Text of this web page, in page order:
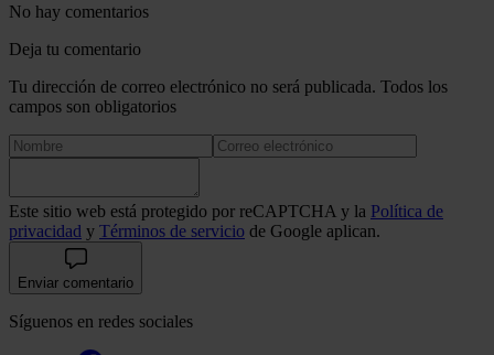
No hay comentarios
Deja tu comentario
Tu dirección de correo electrónico no será publicada. Todos los
campos son obligatorios
Este sitio web está protegido por reCAPTCHA y la Política de
privacidad y Términos de servicio de Google aplican.
Enviar comentario
Síguenos en redes sociales